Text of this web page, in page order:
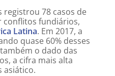
registrou 78 casos de
conflitos fundiários,
Latina. Em 2017, a
quase 60% desses
o dado das
a cifra mais alta
asiático.